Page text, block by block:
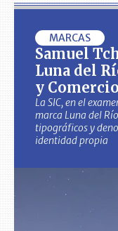
MARCAS
Samuel
Luna del
y Comercio
La SIC, en el
marca Luna del
tipográficos y
identidad propia